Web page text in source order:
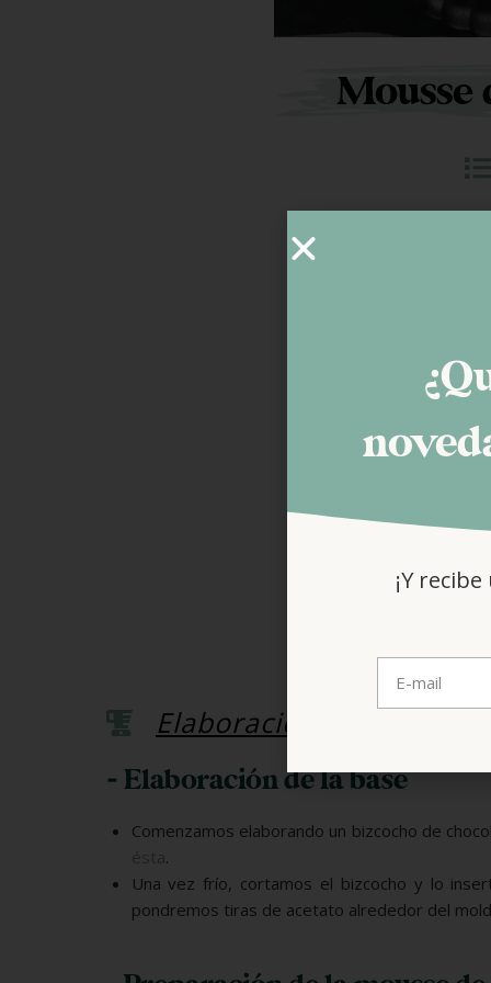
Mousse
Elaboración
- Elaboración de la base
Comenzamos elaborando un bizcocho de
ésta.
Una vez frío, cortamos el bizcocho y lo
pondremos tiras de acetato alrededor del
¡Y recibe